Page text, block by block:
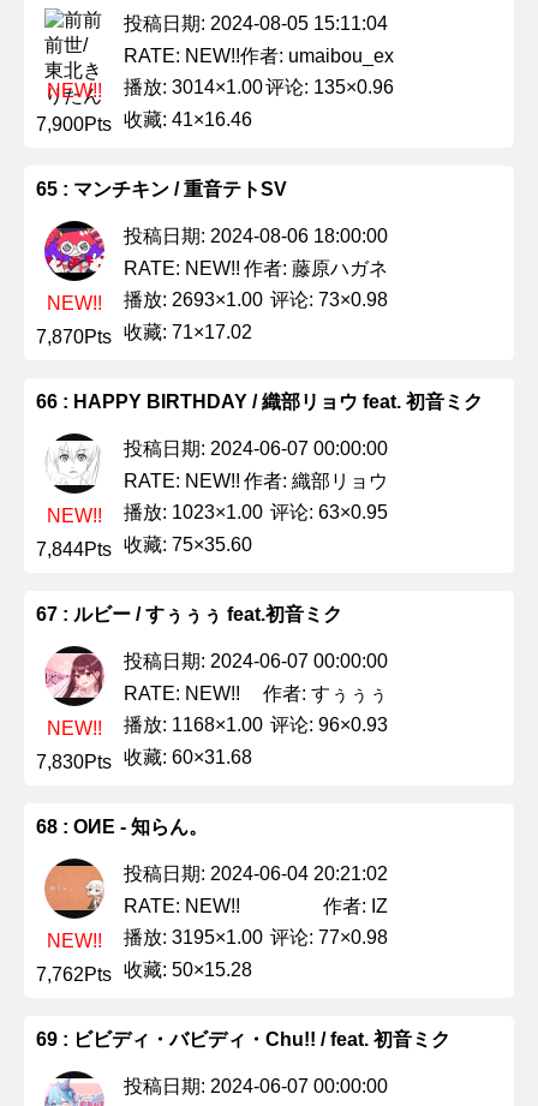
NEW!!
7,900Pts
投稿日期: 2024-08-05 15:11:04
RATE: NEW!!作者: umaibou_ex
播放: 3014×1.00评论: 135×0.96
收藏: 41×16.46
65 : マンチキン / 重音テトSV
NEW!!
7,870Pts
投稿日期: 2024-08-06 18:00:00
RATE: NEW!! 作者: 藤原ハガネ
播放: 2693×1.00 评论: 73×0.98
收藏: 71×17.02
66 : HAPPY BIRTHDAY / 織部リョウ feat. 初音ミク
NEW!!
7,844Pts
投稿日期: 2024-06-07 00:00:00
RATE: NEW!! 作者: 織部リョウ
播放: 1023×1.00 评论: 63×0.95
收藏: 75×35.60
67 : ルビー / すぅぅぅ feat.初音ミク
NEW!!
7,830Pts
投稿日期: 2024-06-07 00:00:00
RATE: NEW!!
作者: すぅぅぅ
播放: 1168×1.00 评论: 96×0.93
收藏: 60×31.68
68 : OИE - 知らん。
NEW!!
7,762Pts
投稿日期: 2024-06-04 20:21:02
RATE: NEW!!
作者: IZ
播放: 3195×1.00 评论: 77×0.98
收藏: 50×15.28
69 : ビビディ・バビディ・Chu!! / feat. 初音ミク
投稿日期: 2024-06-07 00:00:00